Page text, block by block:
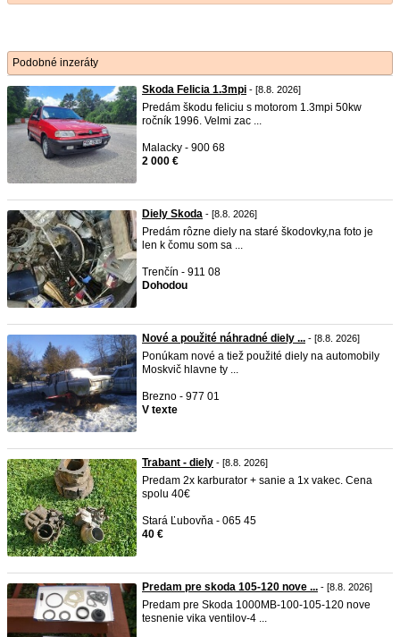
Podobné inzeráty
Skoda Felicia 1.3mpi - [8.8. 2026]
Predám škodu feliciu s motorom 1.3mpi 50kw
ročník 1996. Velmi zac ...
Malacky - 900 68
2 000 €
Diely Skoda - [8.8. 2026]
Predám rôzne diely na staré škodovky,na foto je
len k čomu som sa ...
Trenčín - 911 08
Dohodou
Nové a použité náhradné diely ... - [8.8. 2026]
Ponúkam nové a tiež použité diely na automobily
Moskvič hlavne ty ...
Brezno - 977 01
V texte
Trabant - diely - [8.8. 2026]
Predam 2x karburator + sanie a 1x vakec. Cena
spolu 40€
Stará Ľubovňa - 065 45
40 €
Predam pre skoda 105-120 nove ... - [8.8. 2026]
Predam pre Skoda 1000MB-100-105-120 nove
tesnenie vika ventilov-4 ...